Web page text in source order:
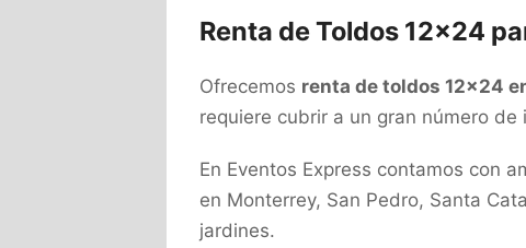
Renta de Toldos 12×24
Ofrecemos renta de toldos 12×24
requiere cubrir a un gran número
En Eventos Express contamos con
en Monterrey, San Pedro, Santa
jardines.